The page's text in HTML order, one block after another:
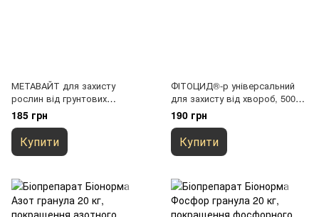
МЕТАВАЙТ для захисту
рослин від грунтових
шкідників
185 грн
Купити
ФІТОЦИД®-р універсальний
для захисту від хвороб, 500
мл
190 грн
Купити